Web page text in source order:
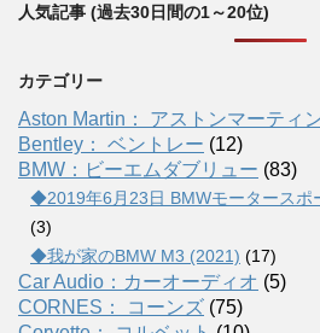
人気記事 (過去30日間の1～20位)
カテゴリー
Aston Martin： アストンマーティ
Bentley： ベントレー (12)
BMW：ビーエムダブリュー (83)
◆2019年6月23日 BMWモータースポ
(3)
◆我が家のBMW M3 (2021) (17)
Car Audio：カーオーディオ (5)
CORNES： コーンズ (75)